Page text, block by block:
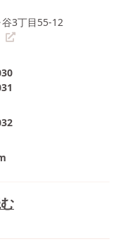
3丁目55-12